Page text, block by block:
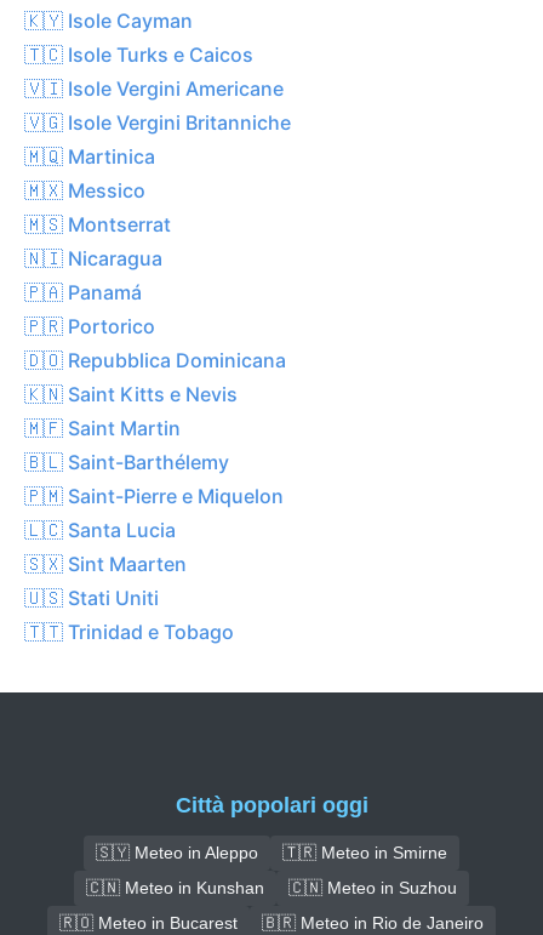
🇰🇾 Isole Cayman
🇹🇨 Isole Turks e Caicos
🇻🇮 Isole Vergini Americane
🇻🇬 Isole Vergini Britanniche
🇲🇶 Martinica
🇲🇽 Messico
🇲🇸 Montserrat
🇳🇮 Nicaragua
🇵🇦 Panamá
🇵🇷 Portorico
🇩🇴 Repubblica Dominicana
🇰🇳 Saint Kitts e Nevis
🇲🇫 Saint Martin
🇧🇱 Saint-Barthélemy
🇵🇲 Saint-Pierre e Miquelon
🇱🇨 Santa Lucia
🇸🇽 Sint Maarten
🇺🇸 Stati Uniti
🇹🇹 Trinidad e Tobago
Città popolari oggi
🇸🇾 Meteo in Aleppo
🇹🇷 Meteo in Smirne
🇨🇳 Meteo in Kunshan
🇨🇳 Meteo in Suzhou
🇷🇴 Meteo in Bucarest
🇧🇷 Meteo in Rio de Janeiro